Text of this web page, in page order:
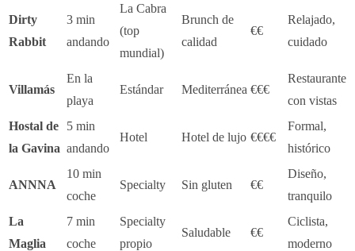
Dirty
Rabbit
3 min
andando
La Cabra
(top
mundial)
Brunch de
calidad
€€
Relajado,
cuidado
Villamás
En la
playa
Estándar Mediterránea €€€
Restaurante
con vistas
Hostal de
la Gavina
5 min
andando
Hotel Hotel de lujo €€€€
Formal,
histórico
ANNNA
10 min
coche
Specialty Sin gluten €€
Diseño,
tranquilo
La
Maglia
7 min
coche
Specialty
propio
Saludable €€
Ciclista,
moderno